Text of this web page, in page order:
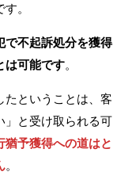
。
で不起訴処分を獲得
は可能です。
たということは、客
」と受け取られる可
猶予獲得への道はと
。